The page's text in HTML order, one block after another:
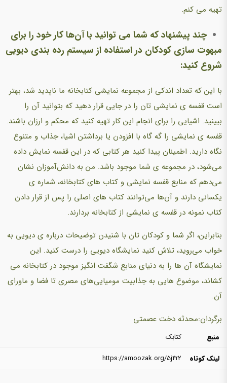
تهیه می کنم.
چند پیشنهاد که شما می توانید با آن‌ها کار خود را برای
مبهوت سازی کودکان در استفاده از سیستم رده بندی دیویی
شروع کنید:
با این که تعداد اندکی از مجموعه نمایشی کتابخانه ما ناپدید شد، بهتر
است قفسه ی نمایشی تان را در جایی قرار دهید که بتوانید آن را
ببینید. اشیایی را برای انجام این کار تهیه کنید که محکم و ارزان باشند.
قفسه ی نمایشی را گه گاه با افزودن یا برداشتن اشیا، جذاب و متنوع
نگاه دارید. اطمینان پیدا کنید هر کتابی که در این قفسه نمایش داده
می‌شود، در مجموعه ی شما موجود باشد. من به دانش‌آموزان نشان
می‌دهم که منابع قفسه نمایشی و کتاب های کتابخانه، شماره ی
یکسانی دارند و آن‌ها می‌توانند کتاب های اصلی را پس از قرار دادن
کتاب نمونه در قفسه ی نمایشی از کتابخانه بردارند.
بنابراین، اگر شما و کودکان تان با شنیدن توضیحات درباره ی دیویی به
خواب می‌روید، تلاش کنید نمایشگاه دیویی را درست کنید. این
نمایشگاه آن ها را به دنیای منابع شگفت انگیز موجود در کتابخانه می
کشاند، موضوع هایی به جذابیت مومیایی‌های مصری تا فضا و ماورای
آن.
برگردان:محدثه دخت عصمتی
منبع
کتابک
لینک کوتاه
https://amoozak.org/5j4r2